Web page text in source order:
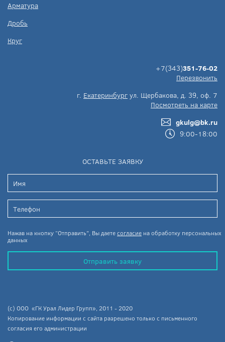
Арматура
Дробь
Круг
+7(343)351-76-02
Перезвонить
г. Екатеринбург ул. Щербакова, д. 39, оф. 7
Посмотреть на карте
gkulg@bk.ru
9:00-18:00
ОСТАВЬТЕ ЗАЯВКУ
Нажав на кнопку “Отправить”, Вы даетесогласие на обработку персональных
данных
Отправить заявку
(c) ООО «ГК Урал Лидер Групп», 2011 - 2020
Копирование информации с сайта разрешено только с письменного
согласия его администрации